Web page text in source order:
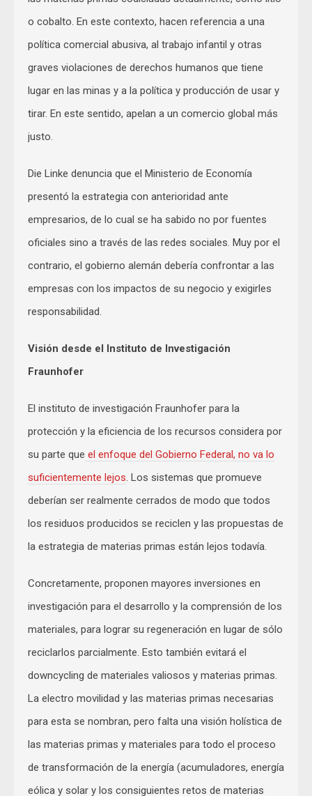
o cobalto. En este contexto, hacen referencia a una
política comercial abusiva, al trabajo infantil y otras
graves violaciones de derechos humanos que tiene
lugar en las minas y a la política y producción de usar y
tirar. En este sentido, apelan a un comercio global más
justo.
Die Linke denuncia que el Ministerio de Economía
presentó la estrategia con anterioridad ante
empresarios, de lo cual se ha sabido no por fuentes
oficiales sino a través de las redes sociales. Muy por el
contrario, el gobierno alemán debería confrontar a las
empresas con los impactos de su negocio y exigirles
responsabilidad.
Visión desde el Instituto de Investigación
Fraunhofer
El instituto de investigación Fraunhofer para la
protección y la eficiencia de los recursos considera por
su parte que el enfoque del Gobierno Federal, no va lo
suficientemente lejos. Los sistemas que promueve
deberían ser realmente cerrados de modo que todos
los residuos producidos se reciclen y las propuestas de
la estrategia de materias primas están lejos todavía.
Concretamente, proponen mayores inversiones en
investigación para el desarrollo y la comprensión de los
materiales, para lograr su regeneración en lugar de sólo
reciclarlos parcialmente. Esto también evitará el
downcycling de materiales valiosos y materias primas.
La electro movilidad y las materias primas necesarias
para esta se nombran, pero falta una visión holística de
las materias primas y materiales para todo el proceso
de transformación de la energía (acumuladores, energía
eólica y solar y los consiguientes retos de materias